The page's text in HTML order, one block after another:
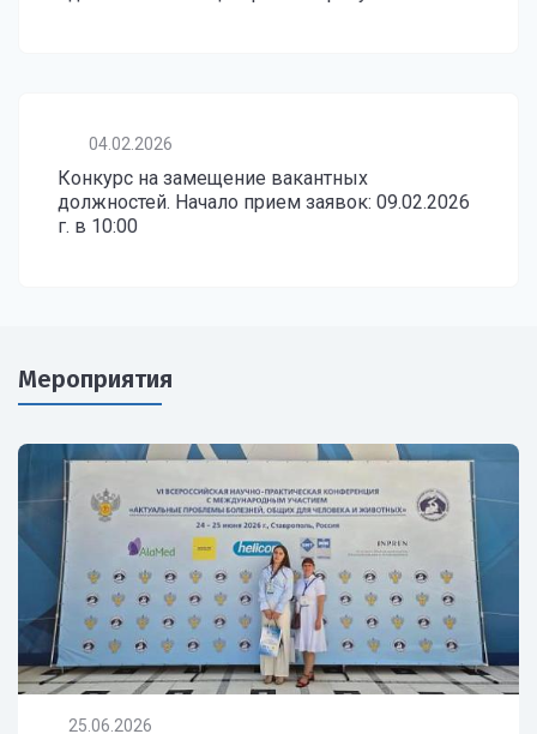
04.02.2026
Конкурс на замещение вакантных
должностей. Начало прием заявок: 09.02.2026
г. в 10:00
Мероприятия
25.06.2026